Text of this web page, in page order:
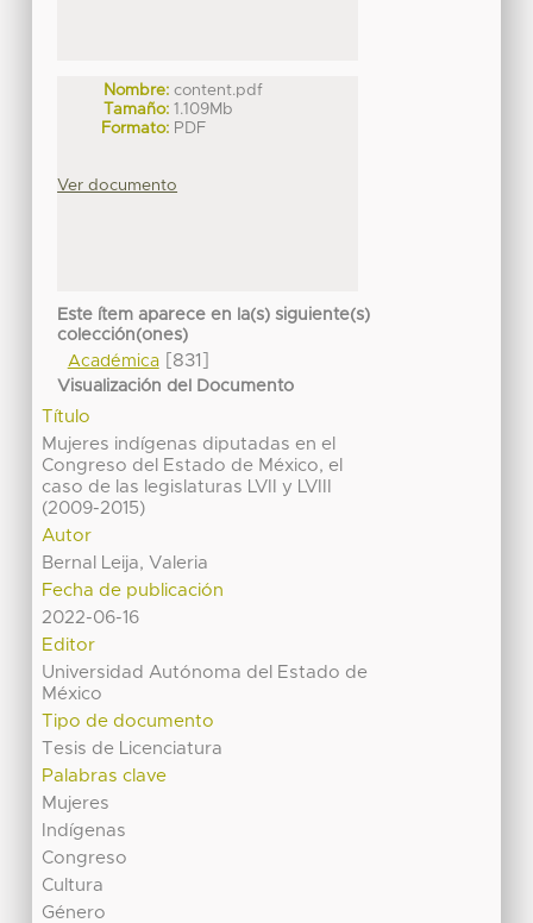
Nombre: content.pdf
Tamaño: 1.109Mb
Formato: PDF
Ver documento
Este ítem aparece en la(s) siguiente(s)
colección(ones)
Académica[831]
Visualización del Documento
Título
Mujeres indígenas diputadas en el
Congreso del Estado de México, el
caso de las legislaturas LVII y LVIII
(2009-2015)
Autor
Bernal Leija, Valeria
Fecha de publicación
2022-06-16
Editor
Universidad Autónoma del Estado de
México
Tipo de documento
Tesis de Licenciatura
Palabras clave
Mujeres
Indígenas
Congreso
Cultura
Género